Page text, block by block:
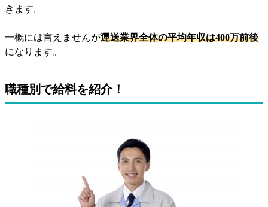
きます。
一概には言えませんが運送業界全体の平均年収は400万前後
になります。
職種別で給料を紹介！